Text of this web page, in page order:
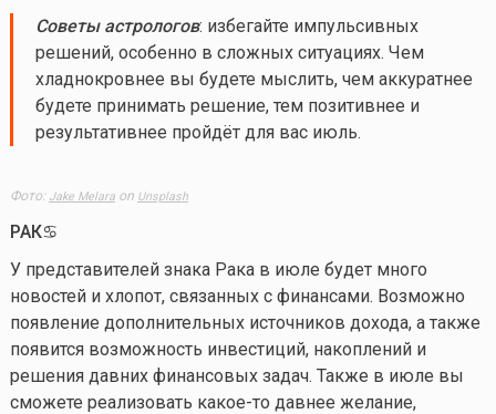
Советы астрологов: избегайте импульсивных
решений, особенно в сложных ситуациях. Чем
хладнокровнее вы будете мыслить, чем аккуратнее
будете принимать решение, тем позитивнее и
результативнее пройдёт для вас июль.
Фото: Jake Melaraon Unsplash
РАК♋️
У представителей знака Рака в июле будет много
новостей и хлопот, связанных с финансами. Возможно
появление дополнительных источников дохода, а также
появится возможность инвестиций, накоплений и
решения давних финансовых задач. Также в июле вы
сможете реализовать какое-то давнее желание,